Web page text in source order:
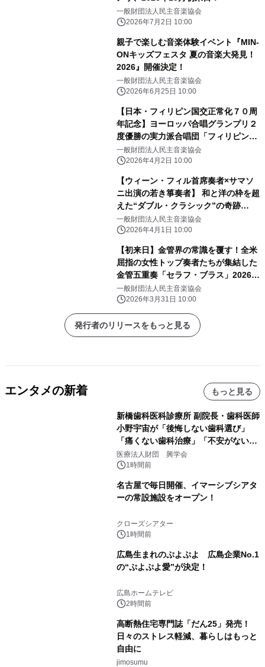
一般財団法人民主音楽協会
2026年7月2日 10:00
親子で楽しむ音楽体験イベント『MIN-
ONキッズフェスタ 夏の音楽大発見！
2026』開催決定！
一般財団法人民主音楽協会
2026年6月25日 10:00
【日本・フィリピン国交正常化７０周
年記念】ヨーロッパ合唱グランプリ２
度優勝の実力派合唱団「フィリピン・
マドリガル・シンガーズ」2026年7月
に日本ツアー開催
一般財団法人民主音楽協会
2026年4月2日 10:00
【ウィーン・フィル首席奏者×サマソ
ニ出演の若き箏奏者】 和と洋の枠を超
えた“ダブル・クラシック”の奇跡
『LEO×ワルター・アウアー デュオ・
リサイタル』2026年6〜7月開催決定
一般財団法人民主音楽協会
2026年4月1日 10:00
【初来日】金管界の常識を覆す！全米
屈指の女性トップ奏者たちが集結した
金管五重奏「セラフ・ブラス」2026年
6・7月に日本ツアー開催
一般財団法人民主音楽協会
2026年3月31日 10:00
発行者のリリースをもっと見る
エンタメの新着 もっと見る
新橋歯科医科診療所 副院長・歯科医師
小野宇宙が「後悔しない歯科選び」
「痛くない歯科治療」「不安がない治
療計画」をテーマに専門監修
医療法人財団 興学会
1時間前
名古屋で毎日開催、イマーシブシアタ
ーの常設施設をオープン！
クローズシアター
1時間前
広島生まれのぷよぷよ 広島企業No.1
の“ぷよぷよ愛”が決定！
広島ホームテレビ
2時間前
高断熱住宅専門誌「だん25」発売！
日々のストレス軽減、暮らしはもっと
自由に
jimosumu